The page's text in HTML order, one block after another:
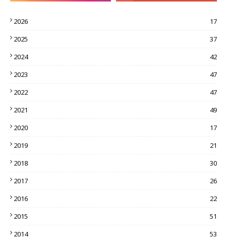
2026
17
2025
37
2024
42
2023
47
2022
47
2021
49
2020
17
2019
21
2018
30
2017
26
2016
22
2015
51
2014
53